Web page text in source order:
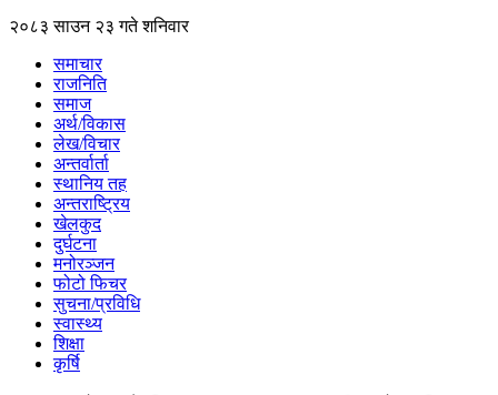
२०८३ साउन २३ गते शनिवार
समाचार
राजनिति
समाज
अर्थ/विकास
लेख/विचार
अन्तर्वार्ता
स्थानिय तह
अन्तराष्ट्रिय
खेलकुद
दुर्घटना
मनोरञ्जन
फोटो फिचर
सुचना/प्रविधि
स्वास्थ्य
शिक्षा
कृर्षि